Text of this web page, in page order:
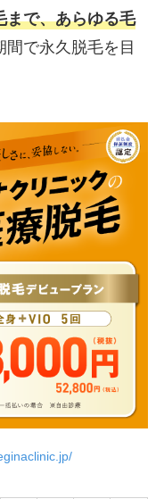
まで、あらゆる毛
間で永久脱毛を目